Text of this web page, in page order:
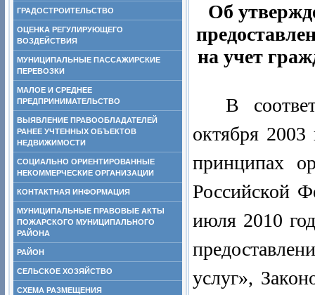
ГРАДОСТРОИТЕЛЬСТВО
ОЦЕНКА РЕГУЛИРУЮЩЕГО
ВОЗДЕЙСТВИЯ
МУНИЦИПАЛЬНЫЕ ПАССАЖИРСКИЕ
ПЕРЕВОЗКИ
МАЛОЕ И СРЕДНЕЕ
ПРЕДПРИНИМАТЕЛЬСТВО
ВЫЯВЛЕНИЕ ПРАВООБЛАДАТЕЛЕЙ
РАНЕЕ УЧТЕННЫХ ОБЪЕКТОВ
НЕДВИЖИМОСТИ
СОЦИАЛЬНО ОРИЕНТИРОВАННЫЕ
НЕКОММЕРЧЕСКИЕ ОРГАНИЗАЦИИ
КОНТАКТНАЯ ИНФОРМАЦИЯ
МУНИЦИПАЛЬНЫЕ ПРАВОВЫЕ АКТЫ
ПОЖАРСКОГО МУНИЦИПАЛЬНОГО
РАЙОНА
РАЙОН
СЕЛЬСКОЕ ХОЗЯЙСТВО
СХЕМА РАЗМЕЩЕНИЯ
Об
на учет
В
октября
принципах
Российской
июля 2010
услуг»,